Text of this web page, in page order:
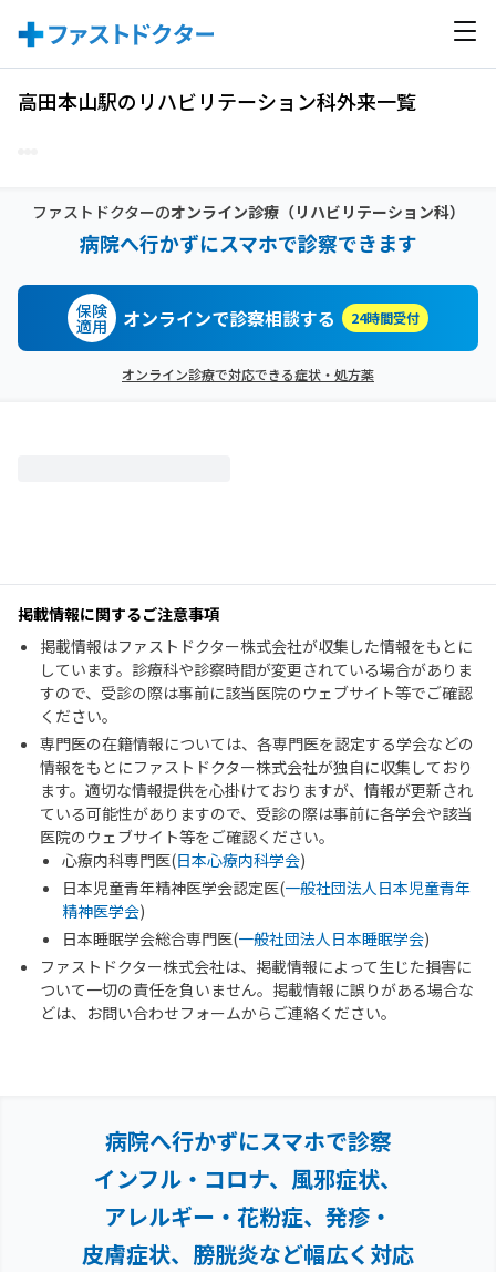
高田本山駅のリハビリテーション科外来一覧
ファストドクターのオンライン診療（リハビリテーション科）
病院へ行かずにスマホで診察できます
保険
適用 オンラインで診察相談する 24時間受付
オンライン診療で対応できる症状・処方薬
掲載情報に関するご注意事項
掲載情報はファストドクター株式会社が収集した情報をもとに
しています。診療科や診察時間が変更されている場合がありま
すので、受診の際は事前に該当医院のウェブサイト等でご確認
ください。
専門医の在籍情報については、各専門医を認定する学会などの
情報をもとにファストドクター株式会社が独自に収集しており
ます。適切な情報提供を心掛けておりますが、情報が更新され
ている可能性がありますので、受診の際は事前に各学会や該当
医院のウェブサイト等をご確認ください。
心療内科専門医(日本心療内科学会)
日本児童青年精神医学会認定医(一般社団法人日本児童青年
精神医学会)
日本睡眠学会総合専門医(一般社団法人日本睡眠学会)
ファストドクター株式会社は、掲載情報によって生じた損害に
ついて一切の責任を負いません。掲載情報に誤りがある場合な
どは、お問い合わせフォームからご連絡ください。
病院へ行かずにスマホで診察
インフル・コロナ、風邪症状、
アレルギー・花粉症、 発疹・
皮膚症状、膀胱炎など幅広く対応